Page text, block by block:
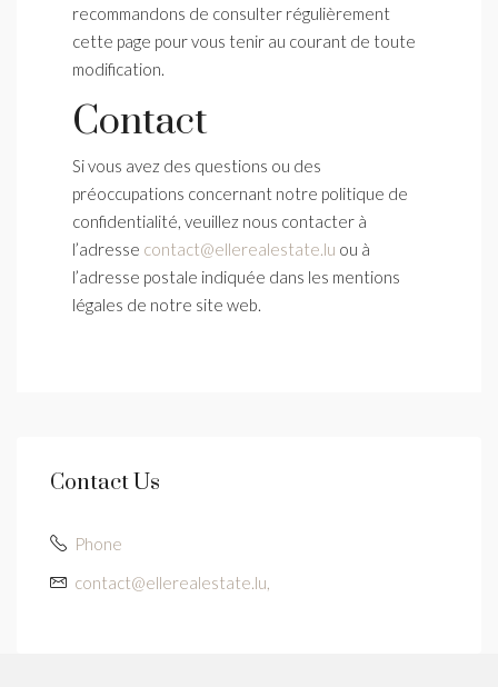
recommandons de consulter régulièrement
cette page pour vous tenir au courant de toute
modification.
Contact
Si vous avez des questions ou des
préoccupations concernant notre politique de
confidentialité, veuillez nous contacter à
l’adresse contact@ellerealestate.lu ou à
l’adresse postale indiquée dans les mentions
légales de notre site web.
Contact Us
Phone
contact@ellerealestate.lu,